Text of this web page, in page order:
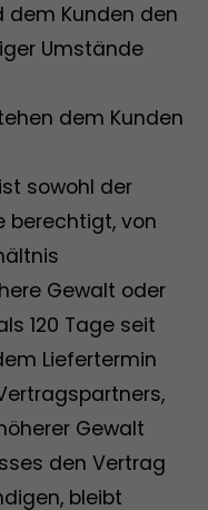
dem Kunden den
Umstände
dem Kunden
sowohl der
berechtigt, von
Gewalt oder
120 Tage seit
Liefertermin
Gewalt
den Vertrag
bleibt